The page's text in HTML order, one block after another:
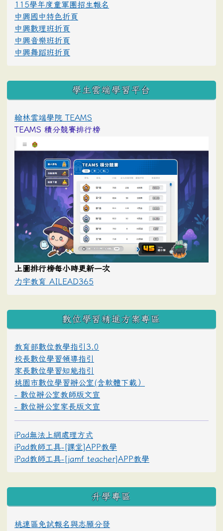
115學年度童軍團招生報名
中興國中特色折頁
中興數理班折頁
中興音樂班折頁
中興舞蹈班折頁
學生雲端學習平台
翰林雲端學院 TEAMS
TEAMS 積分競賽排行榜
上圖排行榜每小時更新一次
力宇教育 AILEAD365
數位學習精進方案專區
教育部數位教學指引3.0
校長數位學習領導指引
家長數位學習知能指引
桃園市數位學習辦公室(含軟體下載）
- 數位辦公室教師版文宣
- 數位辦公室家長版文宣
iPad無法上網處理方式
iPad教師工具-[課堂]APP教學
iPad教師工具-[jamf teacher]APP教學
升學專區
桃連區免試報名與志願分發